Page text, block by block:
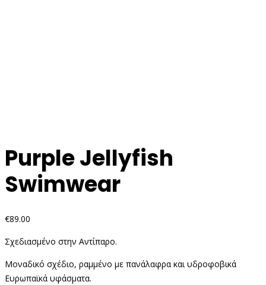
Purple Jellyfish
Swimwear
€89.00
Σχεδιασμένο στην Αντίπαρο.
Μοναδικό σχέδιο, ραμμένο με πανάλαφρα και υδροφοβικά
Ευρωπαϊκά υφάσματα.